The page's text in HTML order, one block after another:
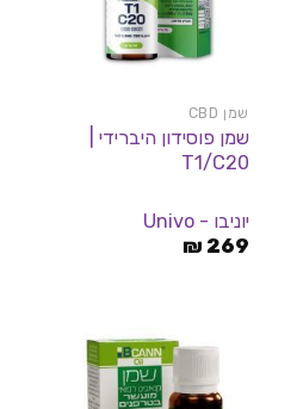
שמן CBD
שמן פוסידון היברידי |
T1/C20
יוניבו - Univo
269
₪